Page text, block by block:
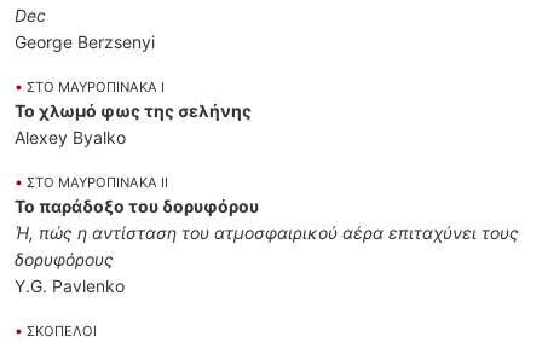
Dec
George Berzsenyi
• ΣΤΟ ΜΑΥΡΟΠΙΝΑΚΑ Ι
Το χλωμό φως της σελήνης
Alexey Byalko
• ΣΤΟ ΜΑΥΡΟΠΙΝΑΚΑ ΙΙ
Το παράδοξο του δορυφόρου
Ή, πώς η αντίσταση του ατμοσφαιρικού αέρα επιταχύνει τους
δορυφόρους
Y.G. Pavlenko
• ΣΚΟΠΕΛΟΙ